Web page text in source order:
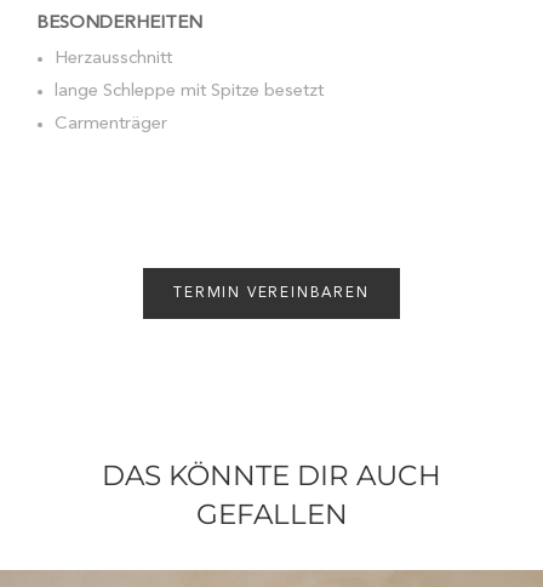
BESONDERHEITEN
Herzausschnitt
lange Schleppe mit Spitze besetzt
Carmenträger
TERMIN VEREINBAREN
DAS KÖNNTE DIR AUCH
GEFALLEN